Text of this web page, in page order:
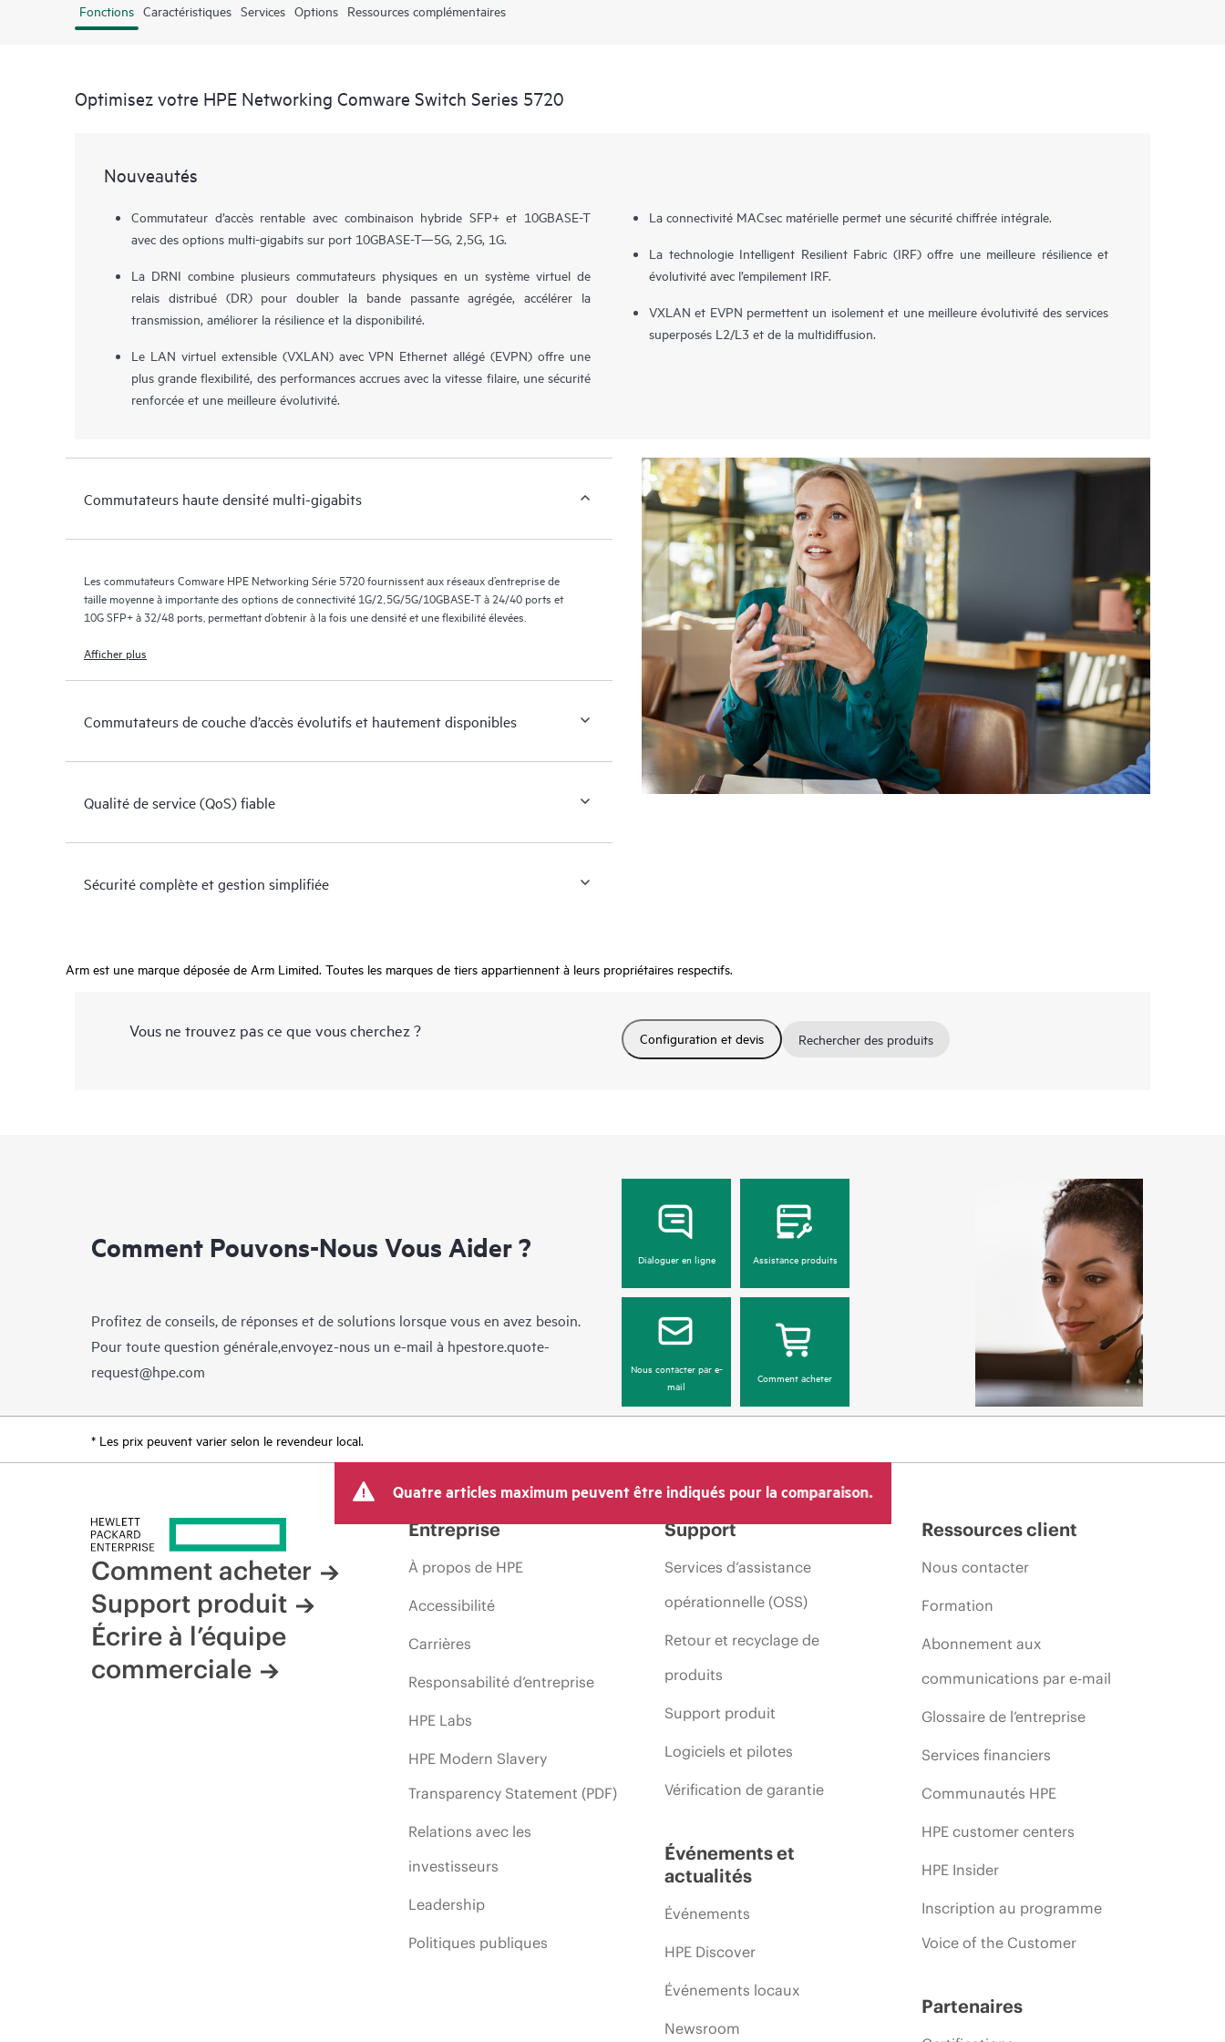
Fonctions Caractéristiques Services Options Ressources complémentaires
Optimisez votre HPE Networking Comware Switch Series 5720
Nouveautés
Commutateur d’accès rentable avec combinaison hybride SFP+ et 10GBASE-T
avec des options multi-gigabits sur port 10GBASE-T—5G, 2,5G, 1G.
La DRNI combine plusieurs commutateurs physiques en un système virtuel de
relais distribué (DR) pour doubler la bande passante agrégée, accélérer la
transmission, améliorer la résilience et la disponibilité.
Le LAN virtuel extensible (VXLAN) avec VPN Ethernet allégé (EVPN) offre une
plus grande flexibilité, des performances accrues avec la vitesse filaire, une sécurité
renforcée et une meilleure évolutivité.
La connectivité MACsec matérielle permet une sécurité chiffrée intégrale.
La technologie Intelligent Resilient Fabric (IRF) offre une meilleure résilience et
évolutivité avec l’empilement IRF.
VXLAN et EVPN permettent un isolement et une meilleure évolutivité des services
superposés L2/L3 et de la multidiffusion.
Commutateurs haute densité multi-gigabits
Les commutateurs Comware HPE Networking Série 5720 fournissent aux réseaux d’entreprise de
taille moyenne à importante des options de connectivité 1G/2,5G/5G/10GBASE-T à 24/40 ports et
10G SFP+ à 32/48 ports, permettant d’obtenir à la fois une densité et une flexibilité élevées.
Afficher plus
Commutateurs de couche d’accès évolutifs et hautement disponibles
Qualité de service (QoS) fiable
Sécurité complète et gestion simplifiée
Arm est une marque déposée de Arm Limited. Toutes les marques de tiers appartiennent à leurs propriétaires respectifs.
Vous ne trouvez pas ce que vous cherchez ? Configuration et devis Rechercher des produits
Comment Pouvons-Nous Vous Aider ?
Profitez de conseils, de réponses et de solutions lorsque vous en avez besoin.
Pour toute question générale,envoyez-nous un e-mail à hpestore.quote-
request@hpe.com
Dialoguer en ligne Assistance produits
Nous contacter par e-
mail
Comment acheter
* Les prix peuvent varier selon le revendeur local.
Quatre articles maximum peuvent être indiqués pour la comparaison.
Comment acheter
Support produit
Écrire à l’équipe
commerciale
Entreprise
À propos de HPE
Accessibilité
Carrières
Responsabilité d’entreprise
HPE Labs
HPE Modern Slavery
Transparency Statement (PDF)
Relations avec les
investisseurs
Leadership
Politiques publiques
Support
Services d’assistance
opérationnelle (OSS)
Retour et recyclage de
produits
Support produit
Logiciels et pilotes
Vérification de garantie
Événements et
actualités
Événements
HPE Discover
Événements locaux
Newsroom
Ressources client
Nous contacter
Formation
Abonnement aux
communications par e-mail
Glossaire de l’entreprise
Services financiers
Communautés HPE
HPE customer centers
HPE Insider
Inscription au programme
Voice of the Customer
Partenaires